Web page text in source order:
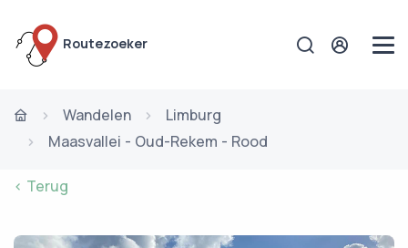
Routezoeker
Wandelen
Limburg
Maasvallei - Oud-Rekem - Rood
< Terug